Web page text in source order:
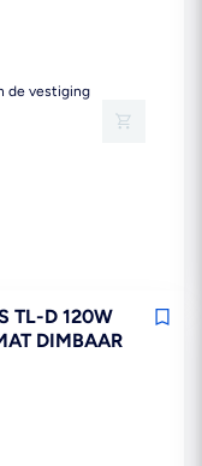
de vestiging
TL-D 120W
DIMBAAR